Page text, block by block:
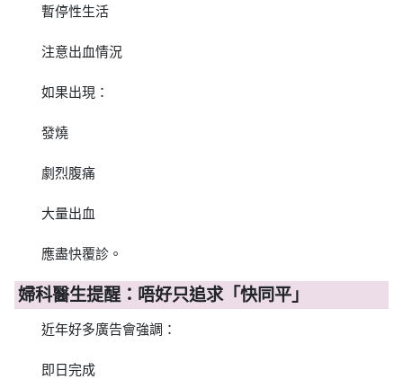
暫停性生活
注意出血情況
如果出現：
發燒
劇烈腹痛
大量出血
應盡快覆診。
婦科醫生提醒：唔好只追求「快同平」
近年好多廣告會強調：
即日完成